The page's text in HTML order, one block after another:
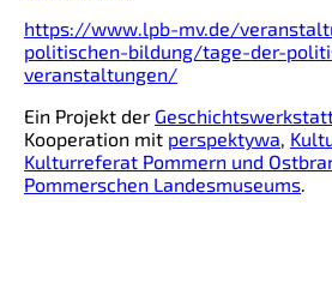
https://www.lpb-mv.de/
politischen-bildung/tage-der-
veranstaltungen/
Ein Projekt der
Kooperation mit perspektywa,
Kulturreferat Pommern und
Pommerschen Landesmuseums.